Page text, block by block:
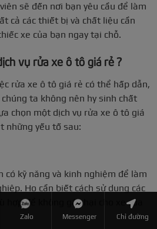
sẽ đến nơi bạn yêu cầu để làm
cả các thiết bị và chất liệu cần
xe của bạn ngay tại chỗ.
vụ rửa xe ô tô giá rẻ ?
rửa xe ô tô giá rẻ có thể hấp dẫn,
ta không nên hy sinh chất
chọn một dịch vụ rửa xe ô tô giá
những yếu tố sau:
có kỹ năng và kinh nghiệm để làm
Họ cần biết cách sử dụng các
hợp để không gây hại cho xe của
Zalo Messenger Chỉ đường